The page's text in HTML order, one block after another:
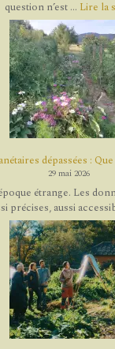
question n’est ... Lire la
dépassées :
29 mai 2026
étrange. Les
précises, aussi